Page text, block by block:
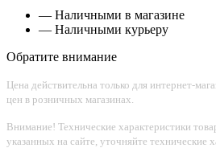
— Наличными в магазине
— Наличными курьеру
Обратите внимание
Цена действительна только для интернет-
цен в розничных магазинах.
Внимание! Технические характеристики
указанных на сайте, уточняйте технические